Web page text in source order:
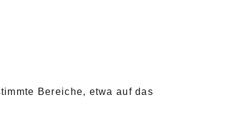
Bereiche, etwa auf das